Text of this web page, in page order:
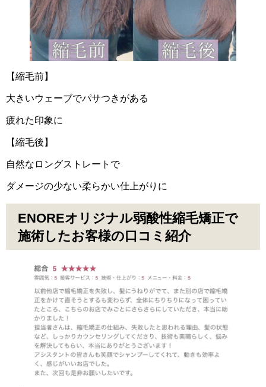
【縮毛前】
大きいウェーブでパサつきがある
疲れた印象に
【縮毛後】
自然なロングストレートで
ダメージの少ない柔らかい仕上がりに
ENOREオリジナル弱酸性縮毛矯正で
施術したお客様の口コミ紹介